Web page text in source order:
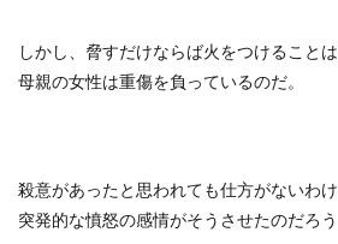
しかし、脅すだけならば火をつけること
母親の女性は重傷を負っているのだ。
殺意があったと思われても仕方がないわ
突発的な憤怒の感情がそうさせたのだろう